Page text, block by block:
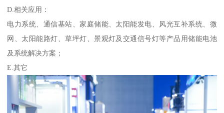
D.相关应用：
电力系统、通信基站、家庭储能、太阳能发电、风光互补系统、微
网、太阳能路灯、草坪灯、景观灯及交通信号灯等产品用储能电池
及系统解决方案；
E.其它